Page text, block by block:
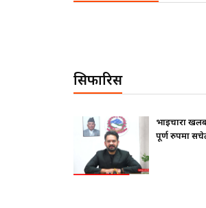
सिफारिस
भाइचारा
पूर्ण रुपमा